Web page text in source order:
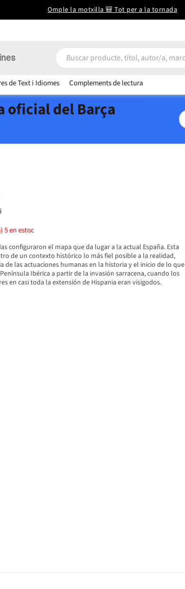
Omple la motxilla 🎒 Tot per a la tornada
de Text i Idiomes Complements de lectura
oficial del Barça
5en estoc
configuraron el mapa que da lugar a la actual España. Esta
de un contexto histórico lo más fiel posible a la realidad,
de las actuaciones humanas en la historia y el inicio de lo que
Ibérica a partir de la invasión sarracena, cuando los
en casi toda la extensión de Hispania eran visigodos.